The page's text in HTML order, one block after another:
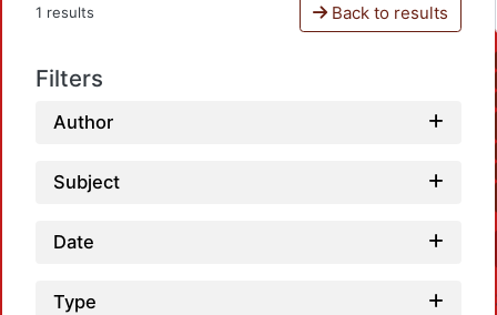
1 results Back to results
Filters
Author
Subject
Date
Type